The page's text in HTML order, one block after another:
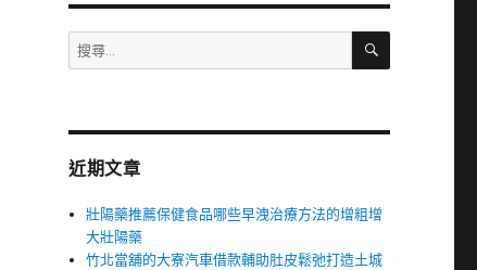
搜
尋
字:
搜
近期文章
壯陽藥推薦保健食品哪些早洩治療方法的增粗增
大壯陽藥
竹北當舖的大寮汽車借款輔助肚皮鬆弛打造土城